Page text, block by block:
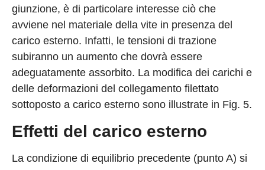
giunzione, è di particolare interesse ciò che
avviene nel materiale della vite in presenza del
carico esterno. Infatti, le tensioni di trazione
subiranno un aumento che dovrà essere
adeguatamente assorbito. La modifica dei carichi e
delle deformazioni del collegamento filettato
sottoposto a carico esterno sono illustrate in Fig. 5.
Effetti del carico esterno
La condizione di equilibrio precedente (punto A) si